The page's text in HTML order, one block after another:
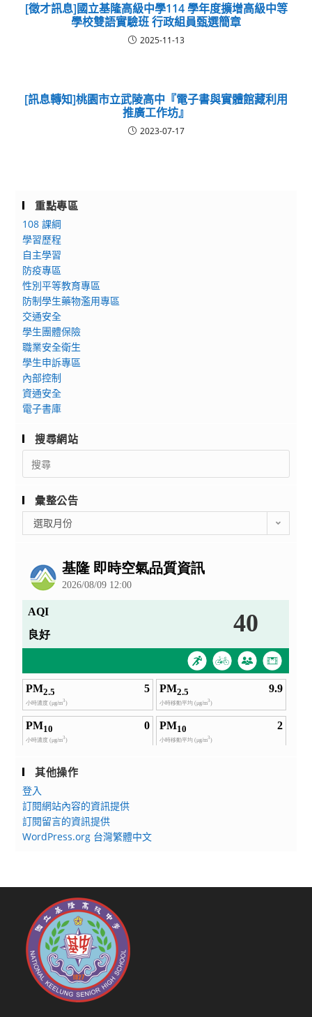
[徵才訊息]國立基隆高級中學114 學年度擴增高級中等
學校雙語實驗班 行政組員甄選簡章
2025-11-13
[訊息轉知]桃園市立武陵高中『電子書與實體館藏利用
推廣工作坊』
2023-07-17
重點專區
108 課綱
學習歷程
自主學習
防疫專區
性別平等教育專區
防制學生藥物濫用專區
交通安全
學生團體保險
職業安全衛生
學生申訴專區
內部控制
資通安全
電子書庫
搜尋網站
Search
for:
彙整公告
整
選取月份
其他操作
登入
訂閱網站內容的資訊提供
訂閱留言的資訊提供
WordPress.org 台灣繁體中文